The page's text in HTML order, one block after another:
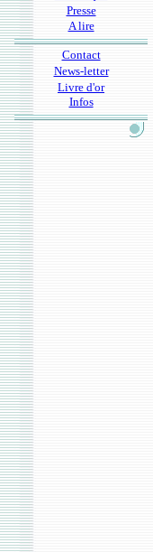
Presse
A lire
Contact
News-letter
Livre d'or
Infos